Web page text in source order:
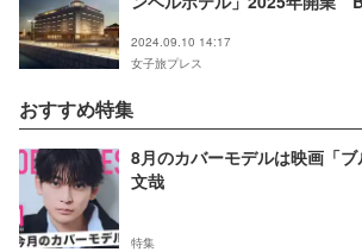
2024.09.10 14:17
女子旅プレス
おすすめ特集
8月のカバーモデルは映画「
文哉
特集